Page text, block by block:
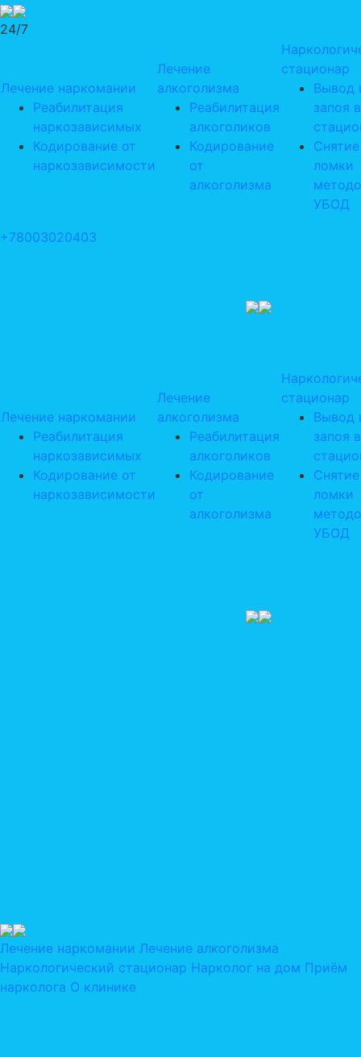
24/7
Лечение наркомании
Реабилитация
наркозависимых
Кодирование от
наркозависимости
Лечение
алкоголизма
Реабилитация
алкоголиков
Кодирование
от
алкоголизма
стационар
Вывод
запоя в
Снятие
ломки
УБОД
+78003020403
Лечение наркомании
Реабилитация
наркозависимых
Кодирование от
наркозависимости
Лечение
алкоголизма
Реабилитация
алкоголиков
Кодирование
от
алкоголизма
стационар
Вывод
запоя в
Снятие
ломки
УБОД
Лечение наркомании Лечение алкоголизма
Наркологический стационар Нарколог на дом Приём
нарколога О клинике